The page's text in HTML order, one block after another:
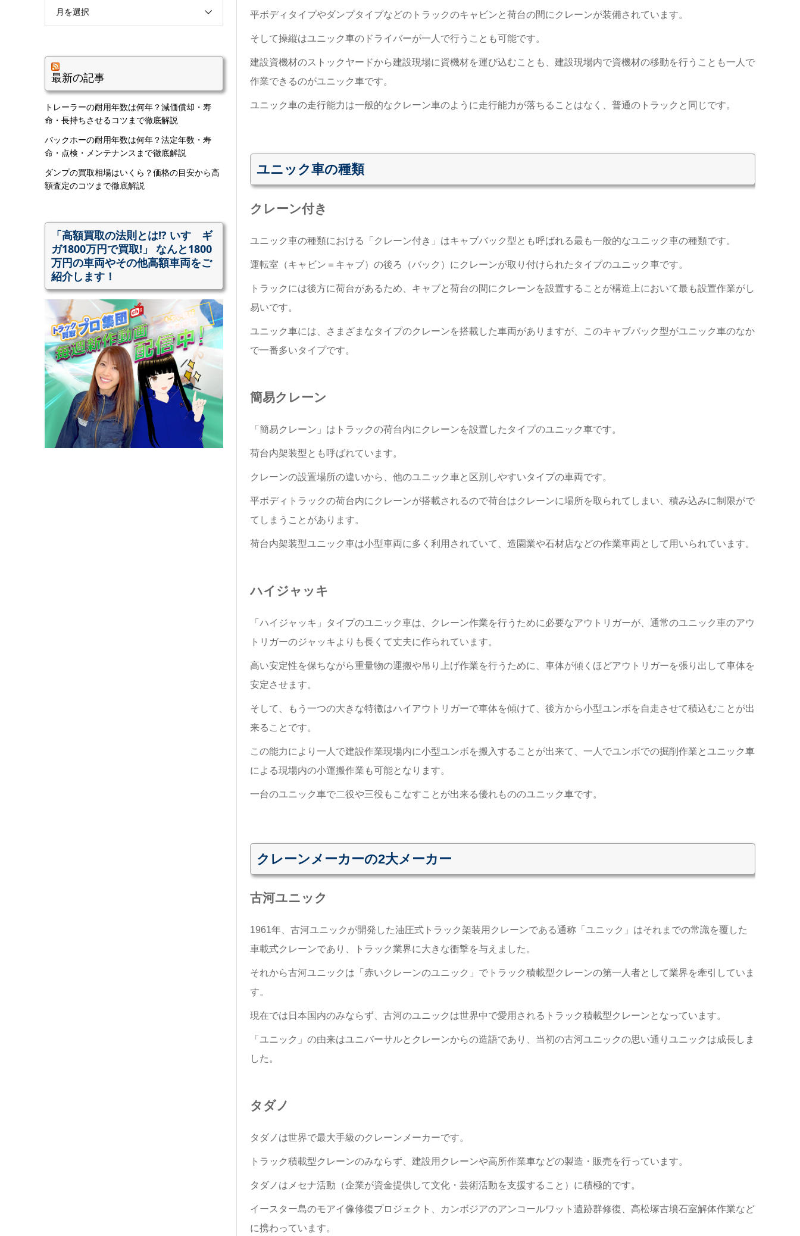
平ボディタイプやダンプタイプなどのトラックのキャビンと荷台の間にクレーンが装備されています。
そして操縦はユニック車のドライバーが一人で行うことも可能です。
建設資機材のストックヤードから建設現場に資機材を運び込むことも、建設現場内で資機材の移動を行うことも一人で
作業できるのがユニック車です。
ユニック車の走行能力は一般的なクレーン車のように走行能力が落ちることはなく、普通のトラックと同じです。
ユニック車の種類
クレーン付き
ユニック車の種類における「クレーン付き」はキャブバック型とも呼ばれる最も一般的なユニック車の種類です。
運転室（キャビン＝キャブ）の後ろ（バック）にクレーンが取り付けられたタイプのユニック車です。
トラックには後方に荷台があるため、キャブと荷台の間にクレーンを設置することが構造上において最も設置作業がし
易いです。
ユニック車には、さまざまなタイプのクレーンを搭載した車両がありますが、このキャブバック型がユニック車のなか
で一番多いタイプです。
簡易クレーン
「簡易クレーン」はトラックの荷台内にクレーンを設置したタイプのユニック車です。
荷台内架装型とも呼ばれています。
クレーンの設置場所の違いから、他のユニック車と区別しやすいタイプの車両です。
平ボディトラックの荷台内にクレーンが搭載されるので荷台はクレーンに場所を取られてしまい、積み込みに制限がで
てしまうことがあります。
荷台内架装型ユニック車は小型車両に多く利用されていて、造園業や石材店などの作業車両として用いられています。
ハイジャッキ
「ハイジャッキ」タイプのユニック車は、クレーン作業を行うために必要なアウトリガーが、通常のユニック車のアウ
トリガーのジャッキよりも長くて丈夫に作られています。
高い安定性を保ちながら重量物の運搬や吊り上げ作業を行うために、車体が傾くほどアウトリガーを張り出して車体を
安定させます。
そして、もう一つの大きな特徴はハイアウトリガーで車体を傾けて、後方から小型ユンボを自走させて積込むことが出
来ることです。
この能力により一人で建設作業現場内に小型ユンボを搬入することが出来て、一人でユンボでの掘削作業とユニック車
による現場内の小運搬作業も可能となります。
一台のユニック車で二役や三役もこなすことが出来る優れもののユニック車です。
クレーンメーカーの2大メーカー
古河ユニック
1961年、古河ユニックが開発した油圧式トラック架装用クレーンである通称「ユニック」はそれまでの常識を覆した
車載式クレーンであり、トラック業界に大きな衝撃を与えました。
それから古河ユニックは「赤いクレーンのユニック」でトラック積載型クレーンの第一人者として業界を牽引していま
す。
現在では日本国内のみならず、古河のユニックは世界中で愛用されるトラック積載型クレーンとなっています。
「ユニック」の由来はユニバーサルとクレーンからの造語であり、当初の古河ユニックの思い通りユニックは成長しま
した。
タダノ
タダノは世界で最大手級のクレーンメーカーです。
トラック積載型クレーンのみならず、建設用クレーンや高所作業車などの製造・販売を行っています。
タダノはメセナ活動（企業が資金提供して文化・芸術活動を支援すること）に積極的です。
イースター島のモアイ像修復プロジェクト、カンボジアのアンコールワット遺跡群修復、高松塚古墳石室解体作業など
に携わっています。
月を選択
最新の記事
トレーラーの耐用年数は何年？減価償却・寿
命・長持ちさせるコツまで徹底解説
バックホーの耐用年数は何年？法定年数・寿
命・点検・メンテナンスまで徹底解説
ダンプの買取相場はいくら？価格の目安から高
額査定のコツまで徹底解説
「高額買取の法則とは!? いすゞギ
ガ1800万円で買取!」 なんと1800
万円の車両やその他高額車両をご
紹介します！